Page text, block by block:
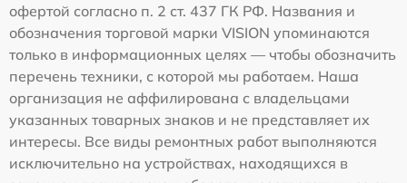
офертой согласно п. 2 ст. 437 ГК РФ. Названия и
обозначения торговой марки VISION упоминаются
только в информационных целях — чтобы обозначить
перечень техники, с которой мы работаем. Наша
организация не аффилирована с владельцами
указанных товарных знаков и не представляет их
интересы. Все виды ремонтных работ выполняются
исключительно на устройствах, находящихся в